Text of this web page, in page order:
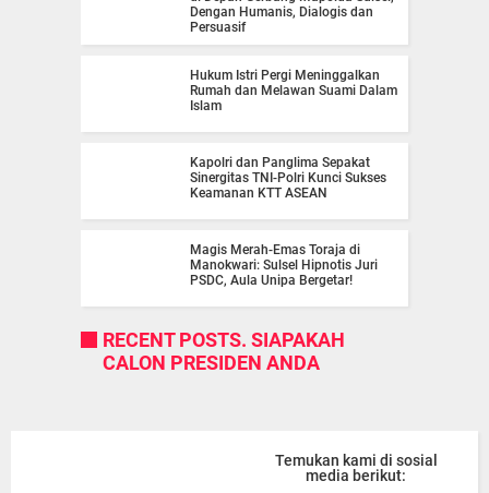
Dengan Humanis, Dialogis dan
Persuasif
Hukum Istri Pergi Meninggalkan
Rumah dan Melawan Suami Dalam
Islam
Kapolri dan Panglima Sepakat
Sinergitas TNI-Polri Kunci Sukses
Keamanan KTT ASEAN
Magis Merah-Emas Toraja di
Manokwari: Sulsel Hipnotis Juri
PSDC, Aula Unipa Bergetar!
RECENT POSTS. SIAPAKAH
CALON PRESIDEN ANDA
Temukan kami di sosial
media berikut: